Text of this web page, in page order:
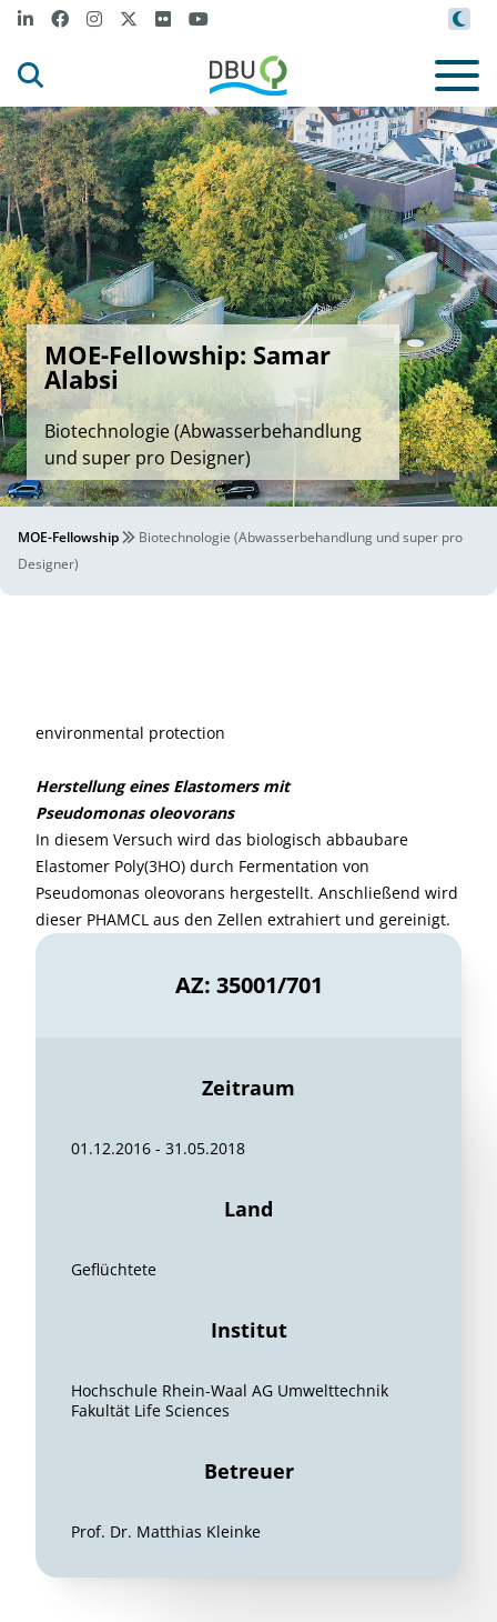
MOE-Fellowship: Samar
Alabsi
Biotechnologie (Abwasserbehandlung
und super pro Designer)
MOE-Fellowship
Biotechnologie (Abwasserbehandlung und super pro
Designer)
environmental protection
Herstellung eines Elastomers mit
Pseudomonas oleovorans
In diesem Versuch wird das biologisch abbaubare
Elastomer Poly(3HO) durch Fermentation von
Pseudomonas oleovorans hergestellt. Anschließend wird
dieser PHAMCL aus den Zellen extrahiert und gereinigt.
AZ: 35001/701
Zeitraum
01.12.2016 - 31.05.2018
Land
Geflüchtete
Institut
Hochschule Rhein-Waal AG Umwelttechnik
Fakultät Life Sciences
Betreuer
Prof. Dr. Matthias Kleinke